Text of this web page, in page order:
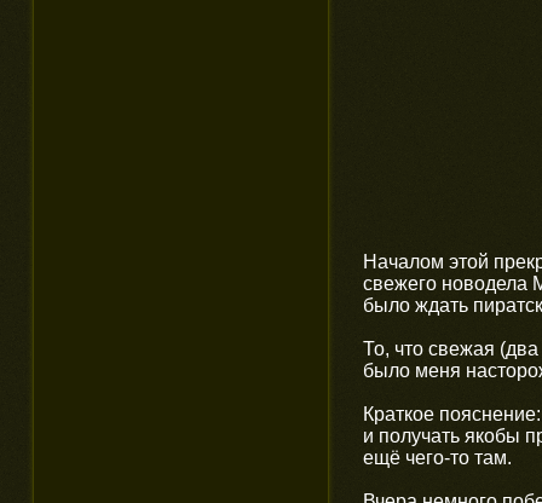
Началом этой
свежего новодела
было ждать
То, что свежая
было меня
Краткое
и получать якобы
ещё чего-то там.